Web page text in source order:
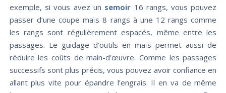
exemple, si vous avez un semoir 16 rangs, vous pouvez
passer d’une coupe maïs 8 rangs à une 12 rangs comme
les rangs sont régulièrement espacés, même entre les
passages. Le guidage d’outils en maïs permet aussi de
réduire les coûts de main-d’œuvre. Comme les passages
successifs sont plus précis, vous pouvez avoir confiance en
allant plus vite pour épandre l’engrais. Il en va de même